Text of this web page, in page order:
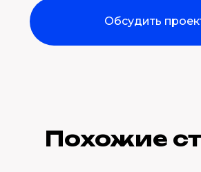
Обсудить
Похожие